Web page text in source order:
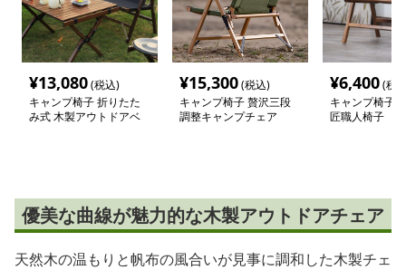
¥13,080(税込)
キャンプ椅子 折りたた
み式 木製アウトドアベ
¥15,300(税込)
キャンプ椅子 贅沢三段
調整キャンプチェア
¥6,400(税
キャンプ椅子
匠職人椅子
優美な曲線が魅力的な木製アウトドアチェア
天然木の温もりと帆布の風合いが見事に調和した木製チェ